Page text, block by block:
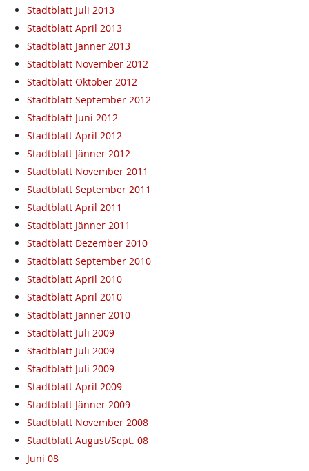
Stadtblatt Juli 2013
Stadtblatt April 2013
Stadtblatt Jänner 2013
Stadtblatt November 2012
Stadtblatt Oktober 2012
Stadtblatt September 2012
Stadtblatt Juni 2012
Stadtblatt April 2012
Stadtblatt Jänner 2012
Stadtblatt November 2011
Stadtblatt September 2011
Stadtblatt April 2011
Stadtblatt Jänner 2011
Stadtblatt Dezember 2010
Stadtblatt September 2010
Stadtblatt April 2010
Stadtblatt April 2010
Stadtblatt Jänner 2010
Stadtblatt Juli 2009
Stadtblatt Juli 2009
Stadtblatt Juli 2009
Stadtblatt April 2009
Stadtblatt Jänner 2009
Stadtblatt November 2008
Stadtblatt August/Sept. 08
Juni 08